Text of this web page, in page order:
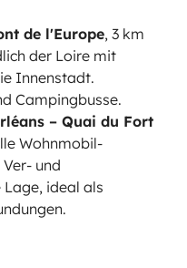
de l'Europe, 3 km
der Loire mit
Innenstadt.
Campingbusse.
– Quai du Fort
Wohnmobil-
und
ideal als